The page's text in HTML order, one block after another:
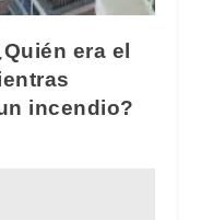
era el
incendio?